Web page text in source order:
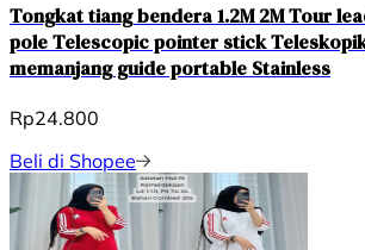
Tongkat tiang bendera 1.2M 2M Tour
pole Telescopic pointer stick
memanjang guide portable Stainless
Rp24.800
Beli di Shopee